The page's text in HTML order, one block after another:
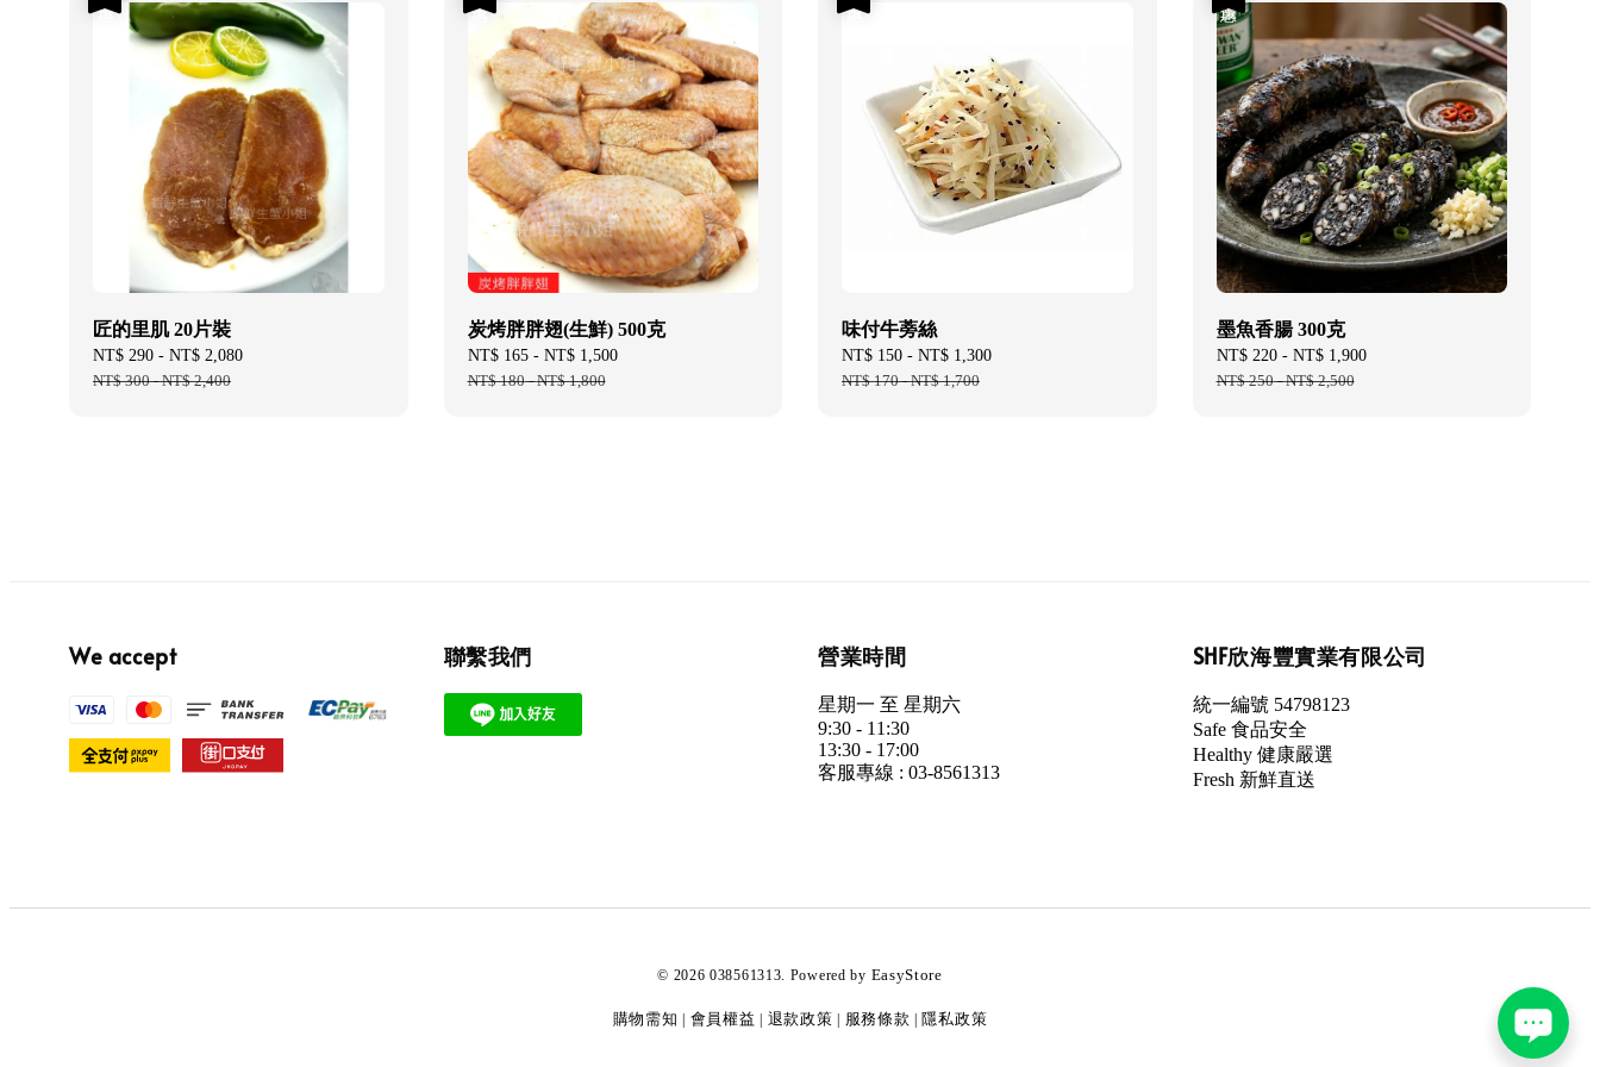
匠的里肌 20片裝
Sale
price
NT$ 290 - NT$ 2,080
NT$ 300-NT$ 2,400
炭烤胖胖翅(生鮮) 500克
Sale
price
NT$ 165- NT$ 1,500
NT$ 180-NT$ 1,800
味付牛蒡絲
Sale
price
NT$ 150 - NT$ 1,300
NT$ 170-NT$ 1,700
墨魚香腸 300克
Sale
price
NT$ 220- NT$ 1,900
NT$ 250-NT$ 2,500
We accept 聯繫我們 營業時間
星期一 至 星期六
9:30 - 11:30
13:30 - 17:00
客服專線 : 03-8561313
SHF欣海豐實業有限公司
統一編號 54798123
Safe 食品安全
Healthy 健康嚴選
Fresh 新鮮直送
© 2026 038561313. Powered by EasyStore
購物需知 會員權益 退款政策 服務條款 隱私政策